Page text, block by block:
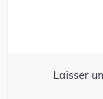
Laisser